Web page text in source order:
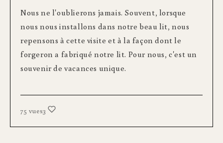
Nous ne l'oublierons jamais. Souvent, lorsque
nous nous installons dans notre beau lit, nous
repensons à cette visite et à la façon dont le
forgeron a fabriqué notre lit. Pour nous, c'est un
souvenir de vacances unique.
75 vues3